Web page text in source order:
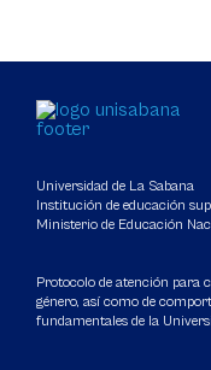
Universidad de La Sabana
Institución de educación
Ministerio de Educación
Protocolo de atención para
género, así como de
fundamentales de la